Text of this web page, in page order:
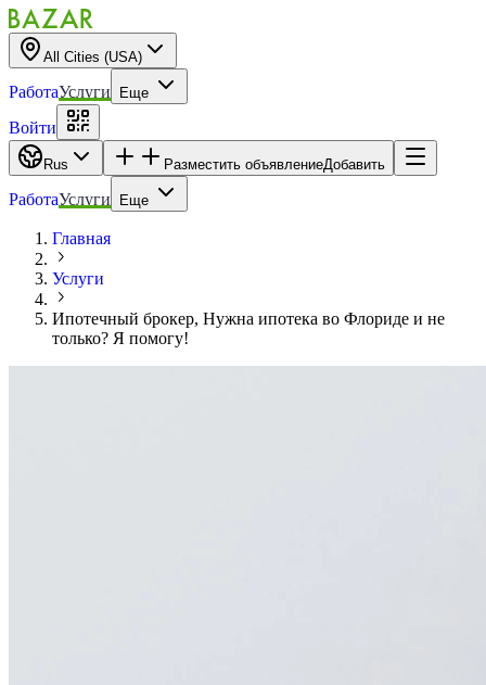
All Cities (USA)
РаботаУслуги Еще
Войти
Rus Разместить объявлениеДобавить
РаботаУслуги Еще
Главная
Услуги
Ипотечный брокер, Нужна ипотека во Флориде и не
только? Я помогу!